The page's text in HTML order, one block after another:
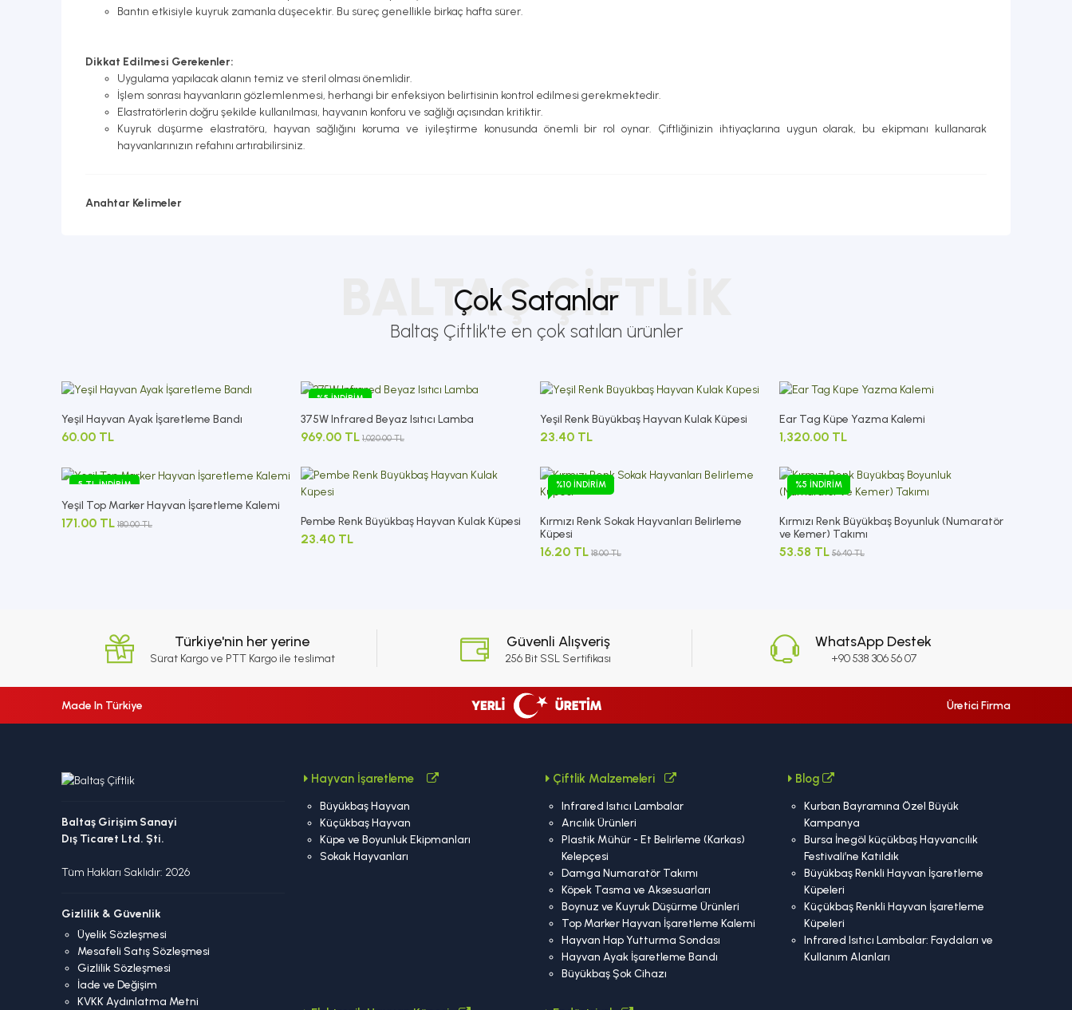
Bantın etkisiyle kuyruk zamanla düşecektir. Bu süreç genellikle birkaç hafta sürer.
Dikkat Edilmesi Gerekenler:
Uygulama yapılacak alanın temiz ve steril olması önemlidir.
İşlem sonrası hayvanların gözlemlenmesi, herhangi bir enfeksiyon belirtisinin kontrol edilmesi gerekmektedir.
Elastratörlerin doğru şekilde kullanılması, hayvanın konforu ve sağlığı açısından kritiktir.
Kuyruk düşürme elastratörü, hayvan sağlığını koruma ve iyileştirme konusunda önemli bir rol oynar. Çiftliğinizin ihtiyaçlarına uygun olarak, bu ekipmanı kullanarak
hayvanlarınızın refahını artırabilirsiniz.
Anahtar Kelimeler
Çok Satanlar
BALTAŞ ÇIFTLIK
Baltaş Çiftlik'te en çok satılan ürünler
Yeşil Hayvan Ayak İşaretleme Bandı
60.00 TL
%5 İNDIRIM
375W Infrared Beyaz Isıtıcı Lamba
969.00 TL 1,020.00 TL
Yeşil Renk Büyükbaş Hayvan Kulak Küpesi
23.40 TL
Ear Tag Küpe Yazma Kalemi
1,320.00 TL
5 TL İNDIRIM
Yeşil Top Marker Hayvan İşaretleme Kalemi
171.00 TL 180.00 TL Pembe Renk Büyükbaş Hayvan Kulak Küpesi
23.40 TL
%10 İNDIRIM
Kırmızı Renk Sokak Hayvanları Belirleme
Küpesi
16.20 TL 18.00 TL
%5 İNDIRIM
Kırmızı Renk Büyükbaş Boyunluk (Numaratör
ve Kemer) Takımı
53.58 TL 56.40 TL
Türkiye'nin her yerine
Sürat Kargo ve PTT Kargo ile teslimat
Güvenli Alışveriş
256 Bit SSL Sertifikası
WhatsApp Destek
+90 538 306 56 07
Made In Türkiye Üretici Firma
Baltaş Girişim Sanayi
Dış Ticaret Ltd. Şti.
Tüm Hakları Saklıdır: 2026
Gizlilik & Güvenlik
Üyelik Sözleşmesi
Mesafeli Satış Sözleşmesi
Gizlilik Sözleşmesi
İade ve Değişim
KVKK Aydınlatma Metni
Hayvan İşaretleme
Büyükbaş Hayvan
Küçükbaş Hayvan
Küpe ve Boyunluk Ekipmanları
Sokak Hayvanları
Çiftlik Malzemeleri
Infrared Isıtıcı Lambalar
Arıcılık Ürünleri
Plastik Mühür - Et Belirleme (Karkas)
Kelepçesi
Damga Numaratör Takımı
Köpek Tasma ve Aksesuarları
Boynuz ve Kuyruk Düşürme Ürünleri
Top Marker Hayvan İşaretleme Kalemi
Hayvan Hap Yutturma Sondası
Hayvan Ayak İşaretleme Bandı
Büyükbaş Şok Cihazı
Blog
Kurban Bayramına Özel Büyük
Kampanya
Bursa İnegöl küçükbaş Hayvancılık
Festivali’ne Katıldık
Büyükbaş Renkli Hayvan İşaretleme
Küpeleri
Küçükbaş Renkli Hayvan İşaretleme
Küpeleri
Infrared Isıtıcı Lambalar: Faydaları ve
Kullanım Alanları